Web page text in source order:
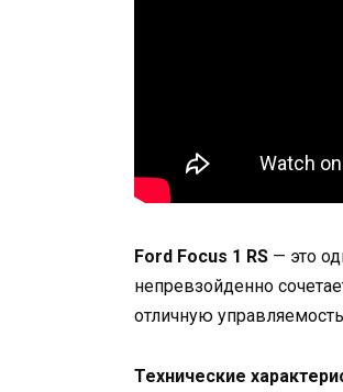
Ford Focus 1 RS — это
непревзойденно
отличную
Технические